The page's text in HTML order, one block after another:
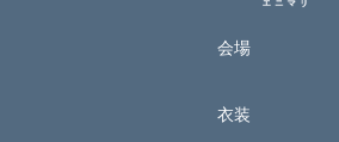
会場
衣装